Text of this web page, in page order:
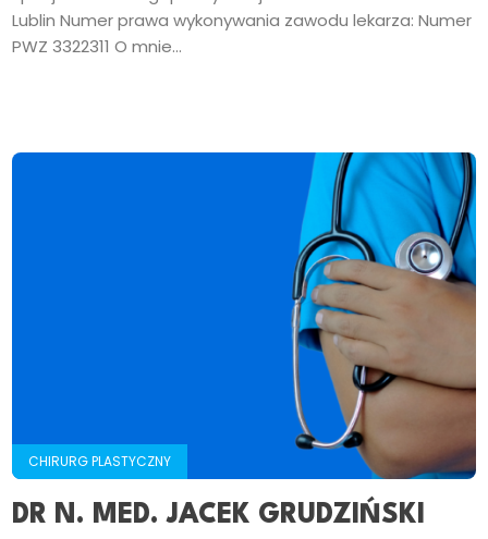
Lublin Numer prawa wykonywania zawodu lekarza: Numer
PWZ 3322311 O mnie...
CHIRURG PLASTYCZNY
DR N. MED. JACEK GRUDZIŃSKI